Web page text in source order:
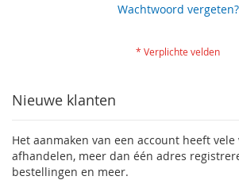
Wachtwoord vergeten?
Nieuwe klanten
Het aanmaken van een account heeft
afhandelen, meer dan één adres
bestellingen en meer.